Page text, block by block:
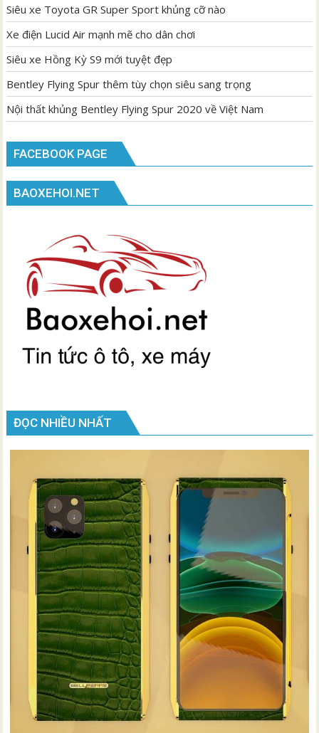
Siêu xe Toyota GR Super Sport khủng cỡ nào
Xe điện Lucid Air mạnh mẽ cho dân chơi
Siêu xe Hồng Kỳ S9 mới tuyệt đẹp
Bentley Flying Spur thêm tùy chọn siêu sang trọng
Nội thất khủng Bentley Flying Spur 2020 về Việt Nam
FACEBOOK PAGE
BAOXEHOI.NET
ĐỌC NHIỀU NHẤT